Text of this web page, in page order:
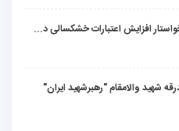
مدیرکل امور عشایر کرمان خواستار افزایش اعتبارات خشکسالی در سال جدید شد
شهید والامقام "رهبرشهید ایران"